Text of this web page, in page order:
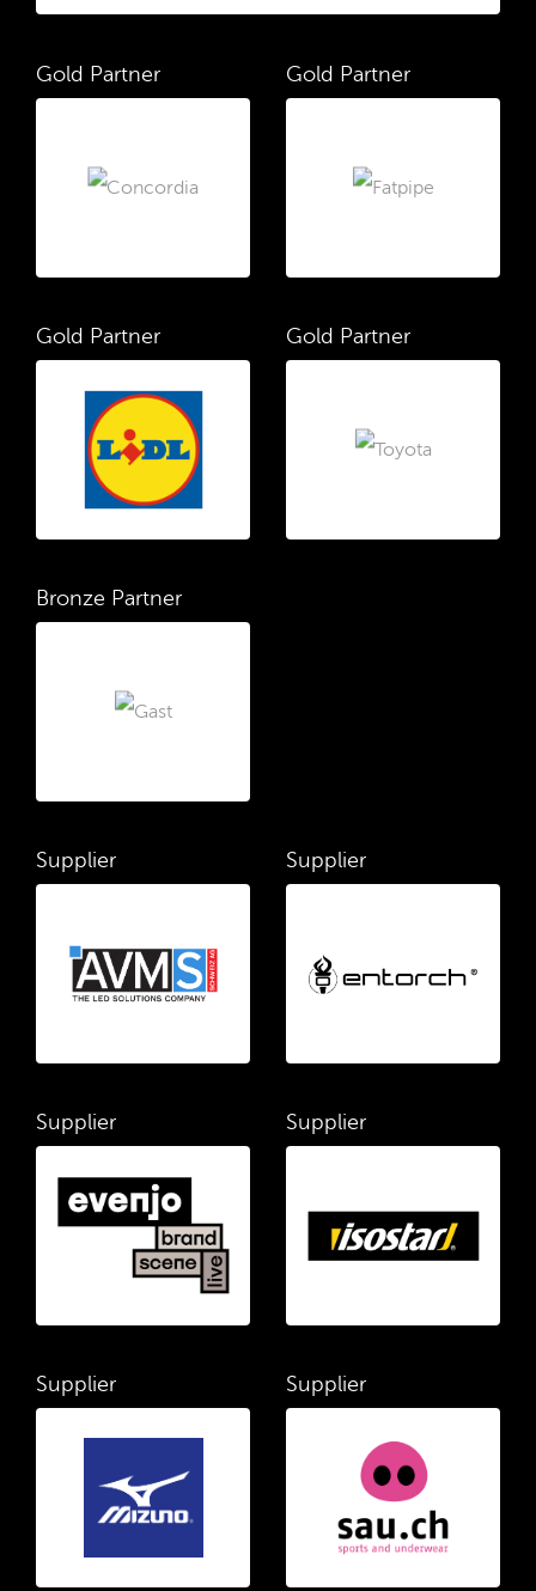
Gold Partner Gold Partner
Gold Partner Gold Partner
Bronze Partner
Supplier Supplier
Supplier Supplier
Supplier Supplier